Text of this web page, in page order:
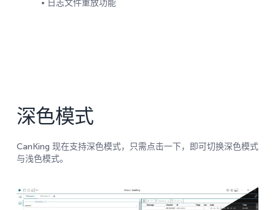
• 日志文件重放功能
深色模式
CanKing 现在支持深色模式，只需点击一下，即可切换深色模式
与浅色模式。